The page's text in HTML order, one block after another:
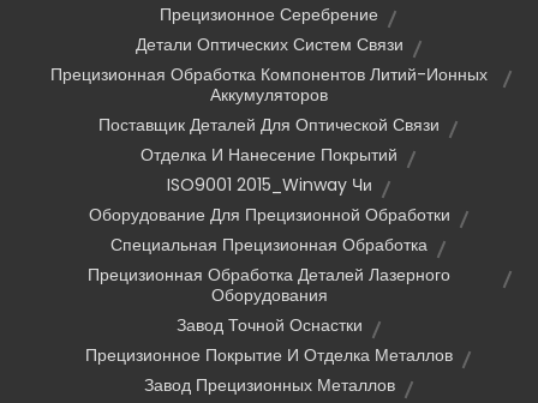
Прецизионное Серебрение
Детали Оптических Систем Связи
Прецизионная Обработка Компонентов Литий-Ионных
Аккумуляторов
Поставщик Деталей Для Оптической Связи
Отделка И Нанесение Покрытий
ISO9001 2015_Winway Чи
Оборудование Для Прецизионной Обработки
Специальная Прецизионная Обработка
Прецизионная Обработка Деталей Лазерного
Оборудования
Завод Точной Оснастки
Прецизионное Покрытие И Отделка Металлов
Завод Прецизионных Металлов